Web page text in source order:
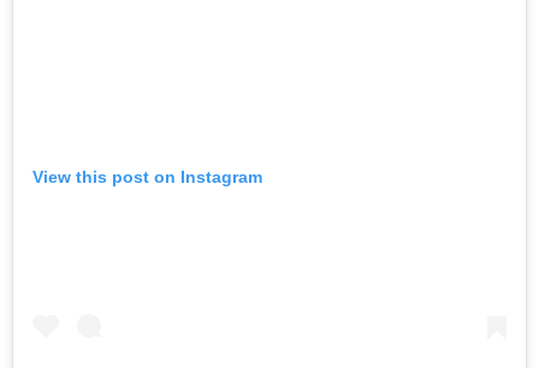
View this post on Instagram